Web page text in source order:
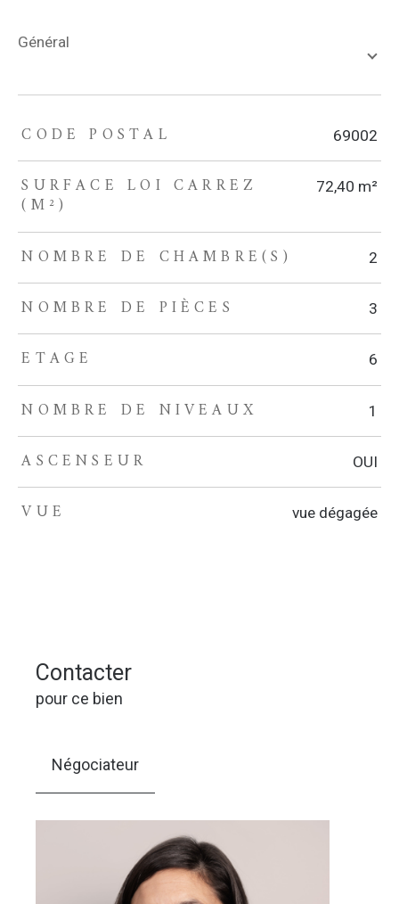
général
TRAD_ZEPHYR_Caracteristique TRAD_ZEPHYR_Valeurs
CODE POSTAL 69002
SURFACE LOI CARREZ
(M²)
72,40 m²
NOMBRE DE CHAMBRE(S) 2
NOMBRE DE PIÈCES 3
ETAGE 6
NOMBRE DE NIVEAUX 1
ASCENSEUR OUI
VUE vue dégagée
Contacter
pour ce bien
Négociateur